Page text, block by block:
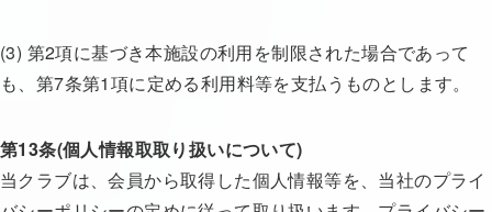
(3) 第2項に基づき本施設の利用を制限された場合であって
も、第7条第1項に定める利用料等を支払うものとします。
第13条(個人情報取取り扱いについて)
当クラブは、会員から取得した個人情報等を、当社のプライ